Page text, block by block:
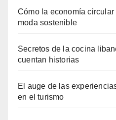
Cómo la economía
moda sostenible
Secretos de la cocina
cuentan historias
El auge de las
en el turismo